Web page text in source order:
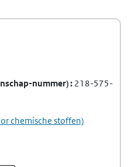
nummer) 218-575-
chemische stoffen)
tabblad)